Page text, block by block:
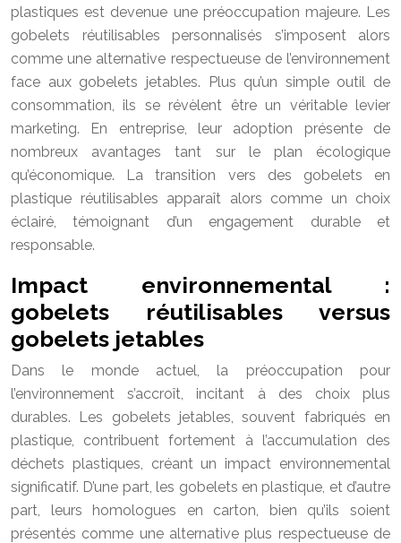
plastiques est devenue une préoccupation majeure. Les
gobelets réutilisables personnalisés s’imposent alors
comme une alternative respectueuse de l’environnement
face aux gobelets jetables. Plus qu’un simple outil de
consommation, ils se révèlent être un véritable levier
marketing. En entreprise, leur adoption présente de
nombreux avantages tant sur le plan écologique
qu’économique. La transition vers des gobelets en
plastique réutilisables apparaît alors comme un choix
éclairé, témoignant d’un engagement durable et
responsable.
Impact environnemental :
gobelets réutilisables versus
gobelets jetables
Dans le monde actuel, la préoccupation pour
l’environnement s’accroît, incitant à des choix plus
durables. Les gobelets jetables, souvent fabriqués en
plastique, contribuent fortement à l’accumulation des
déchets plastiques, créant un impact environnemental
significatif. D’une part, les gobelets en plastique, et d’autre
part, leurs homologues en carton, bien qu’ils soient
présentés comme une alternative plus respectueuse de